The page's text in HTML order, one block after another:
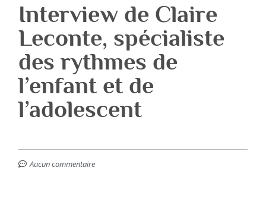
Interview de Claire
Leconte, spécialiste
des rythmes de
l’enfant et de
l’adolescent
Aucun commentaire